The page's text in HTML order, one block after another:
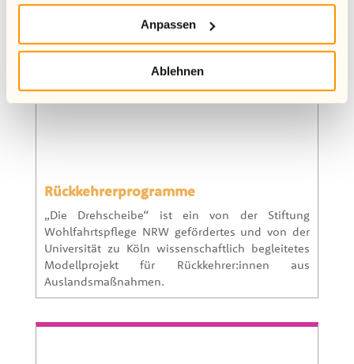
Anpassen
Ablehnen
Rückkehrerprogramme
„Die Drehscheibe“ ist ein von der Stiftung
Wohlfahrtspflege NRW gefördertes und von der
Universität zu Köln wissenschaftlich begleitetes
Modellprojekt für Rückkehrer:innen aus
Auslandsmaßnahmen.